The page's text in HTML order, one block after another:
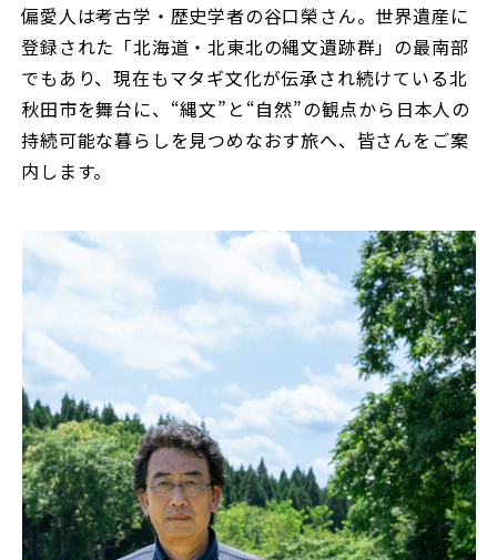
偏愛人は考古学・歴史学者の谷口榮さん。世界遺産に
登録された「北海道・北東北の縄文遺跡群」の最南部
でもあり、現在もマタギ文化が伝承され続けている北
秋田市を舞台に、“縄文”と“自然”の観点から日本人の
持続可能な暮らしを見つめなおす旅へ、皆さんをご案
内します。